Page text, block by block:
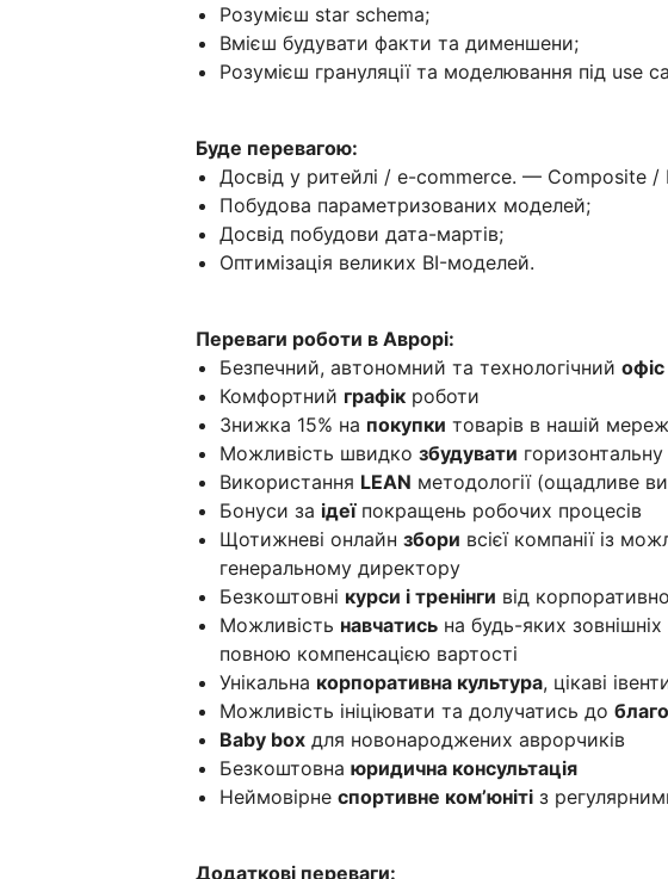
Розумієш star schema;
Вмієш будувати факти та дименшени;
Розумієш грануляції та моделювання під use
Буде перевагою:
Досвід у ритейлі / e-commerce. — Composite /
Побудова параметризованих моделей;
Досвід побудови дата-мартів;
Оптимізація великих BI-моделей.
Переваги роботи в Аврорі:
Безпечний, автономний та технологічний офіс
Комфортний графік роботи
Знижка 15% на покупки товарів в нашій
Можливість швидко збудувати
Використання LEAN методології (ощадливе
Бонуси за ідеїпокращень робочих процесів
Щотижневі онлайн збори всієї компанії із
генеральному директору
Безкоштовні курси і тренінги від
Можливість навчатись на будь-яких
повною компенсацією вартості
Унікальна корпоративна культура, цікаві
Можливість ініціювати та долучатись до
Baby box для новонароджених аврорчиків
Безкоштовна юридична консультація
Неймовірне спортивне ком’юніті з
Додаткові переваги: